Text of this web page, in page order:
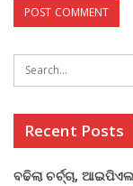
Recent Posts
ବଢିଲା ଚର୍ଚ୍ଚା,